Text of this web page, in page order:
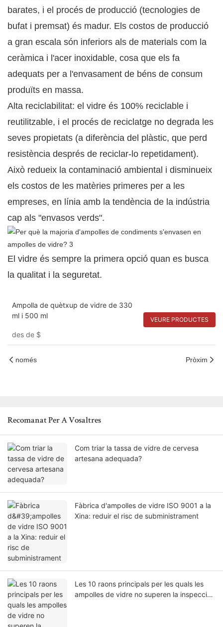
barates, i el procés de producció (tecnologies de
bufat i premsat) és madur. Els costos de producció
a gran escala són inferiors als de materials com la
ceràmica i l'acer inoxidable, cosa que els fa
adequats per a l'envasament de béns de consum
produïts en massa.
Alta reciclabilitat: el vidre és 100% reciclable i
reutilitzable, i el procés de reciclatge no degrada les
seves propietats (a diferència del plàstic, que perd
resistència després de reciclar-lo repetidament).
Això redueix la contaminació ambiental i disminueix
els costos de les matèries primeres per a les
empreses, en línia amb la tendència de la indústria
cap als "envasos verds".
El vidre és sempre la primera opció quan es busca
la qualitat i la seguretat.
Ampolla de quètxup de vidre de 330
ml i 500 ml
des de $
VEURE PRODUCTES
només Pròxim
Recomanat Per A Vosaltres
Com triar la tassa de vidre de cervesa
artesana adequada?
Fàbrica d'ampolles de vidre ISO 9001 a la
Xina: reduir el risc de subministrament
Les 10 raons principals per les quals les
ampolles de vidre no superen la inspecció